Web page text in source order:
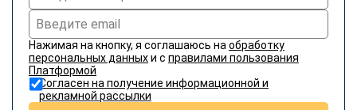
Нажимая на кнопку, я соглашаюсь на обработку
персональных данныхи с правилами пользования
Платформой
Согласен на получение информационной и
рекламной рассылки